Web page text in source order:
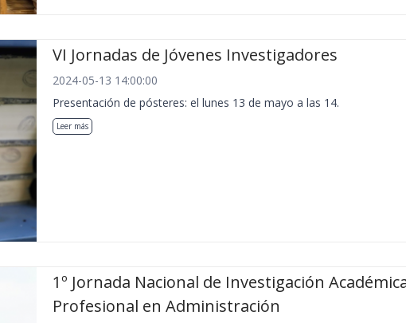
VI Jornadas de Jóvenes Investigadores
2024-05-13 14:00:00
Presentación de pósteres: el lunes 13 de mayo a las 14.
Leer más
1º Jornada Nacional de Investigación
Profesional en Administración